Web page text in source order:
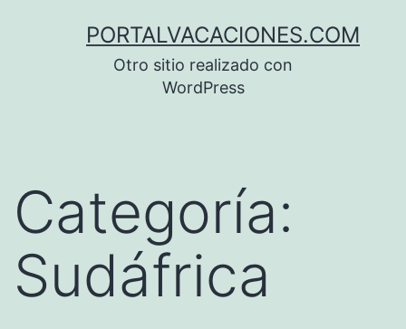
PORTALVACACIONES.COM
Otro sitio realizado con
WordPress
Categoría:
Sudáfrica